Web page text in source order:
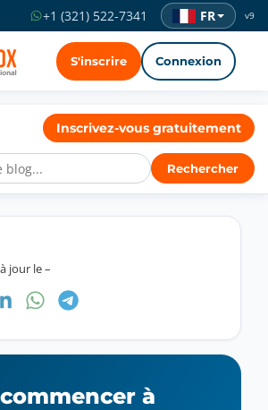
+1 (321) 522-7341 FR v9
S'inscrire Connexion
Inscrivez-vous gratuitement
Rechercher
jour le –
à